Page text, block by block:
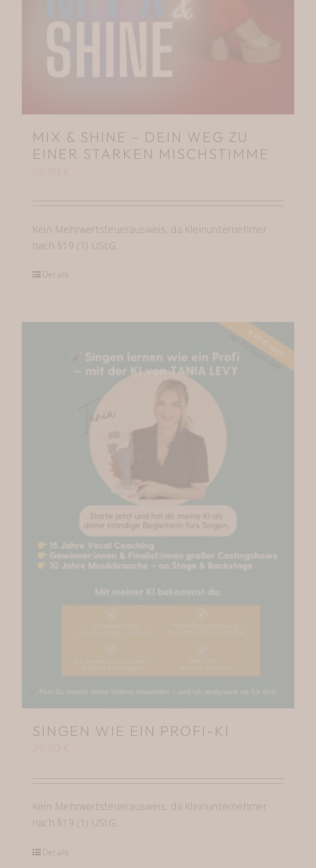
MIX & SHINE – DEIN WEG ZU
EINER STARKEN MISCHSTIMME
69,90 €
Kein Mehrwertsteuerausweis, da Kleinunternehmer
nach §19 (1) UStG.
Details
SINGEN WIE EIN PROFI-KI
29,90 €
Kein Mehrwertsteuerausweis, da Kleinunternehmer
nach §19 (1) UStG.
Details